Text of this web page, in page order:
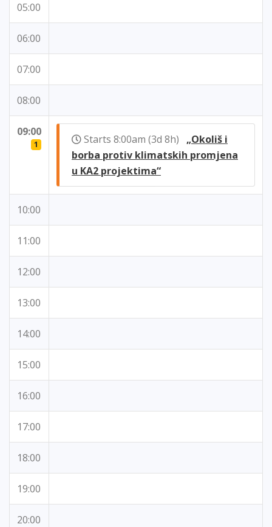
05:00
06:00
07:00
08:00
09:00
1 Starts 8:00am (3d 8h) „Okoliš i
borba protiv klimatskih promjena
u KA2 projektima“
10:00
11:00
12:00
13:00
14:00
15:00
16:00
17:00
18:00
19:00
20:00